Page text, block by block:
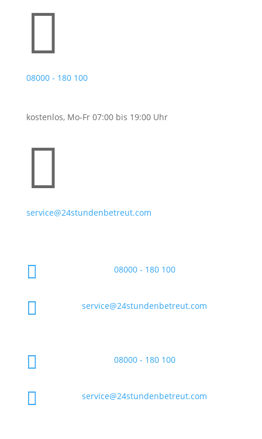

08000 - 180 100
kostenlos, Mo-Fr 07:00 bis 19:00 Uhr

service@24stundenbetreut.com
 08000 - 180 100
 service@24stundenbetreut.com
 08000 - 180 100
 service@24stundenbetreut.com